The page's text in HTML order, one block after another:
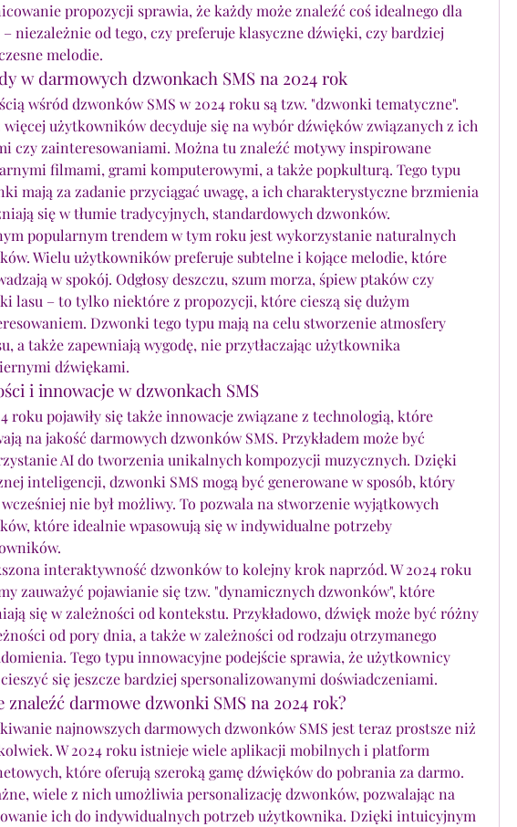
propozycji sprawia, że każdy może znaleźć coś idealnego dla
– niezależnie od tego, czy preferuje klasyczne dźwięki, czy bardziej
melodie.
w darmowych dzwonkach SMS na 2024 rok
wśród dzwonków SMS w 2024 roku są tzw. "dzwonki tematyczne".
więcej użytkowników decyduje się na wybór dźwięków związanych z ich
czy zainteresowaniami. Można tu znaleźć motywy inspirowane
filmami, grami komputerowymi, a także popkulturą. Tego typu
mają za zadanie przyciągać uwagę, a ich charakterystyczne brzmienia
się w tłumie tradycyjnych, standardowych dzwonków.
popularnym trendem w tym roku jest wykorzystanie naturalnych
Wielu użytkowników preferuje subtelne i kojące melodie, które
w spokój. Odgłosy deszczu, szum morza, śpiew ptaków czy
lasu – to tylko niektóre z propozycji, które cieszą się dużym
Dzwonki tego typu mają na celu stworzenie atmosfery
a także zapewniają wygodę, nie przytłaczając użytkownika
dźwiękami.
i innowacje w dzwonkach SMS
roku pojawiły się także innowacje związane z technologią, które
na jakość darmowych dzwonków SMS. Przykładem może być
AI do tworzenia unikalnych kompozycji muzycznych. Dzięki
inteligencji, dzwonki SMS mogą być generowane w sposób, który
nie był możliwy. To pozwala na stworzenie wyjątkowych
które idealnie wpasowują się w indywidualne potrzeby
interaktywność dzwonków to kolejny krok naprzód. W 2024 roku
zauważyć pojawianie się tzw. "dynamicznych dzwonków", które
się w zależności od kontekstu. Przykładowo, dźwięk może być różny
od pory dnia, a także w zależności od rodzaju otrzymanego
Tego typu innowacyjne podejście sprawia, że użytkownicy
się jeszcze bardziej spersonalizowanymi doświadczeniami.
znaleźć darmowe dzwonki SMS na 2024 rok?
najnowszych darmowych dzwonków SMS jest teraz prostsze niż
W 2024 roku istnieje wiele aplikacji mobilnych i platform
które oferują szeroką gamę dźwięków do pobrania za darmo.
wiele z nich umożliwia personalizację dzwonków, pozwalając na
ich do indywidualnych potrzeb użytkownika. Dzięki intuicyjnym